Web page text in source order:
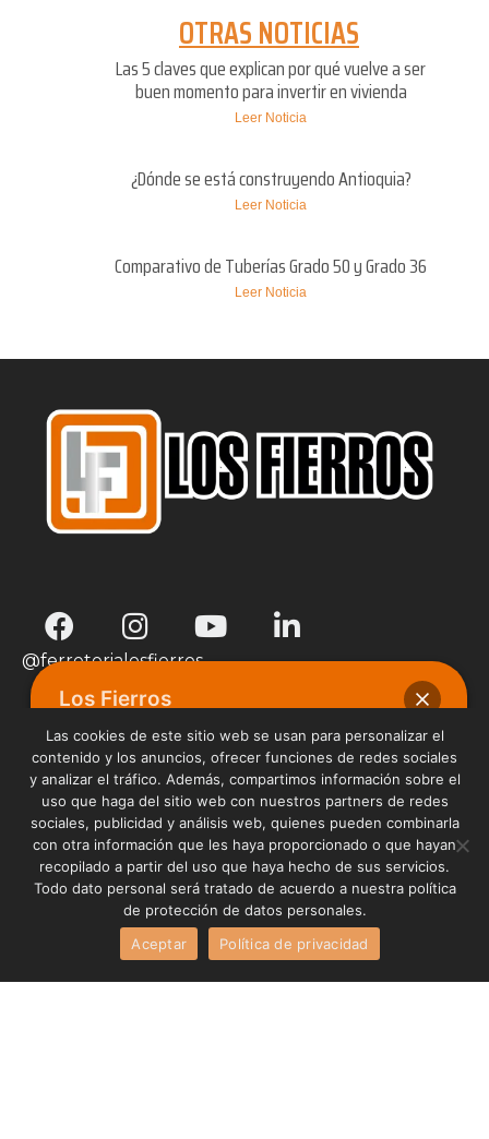
OTRAS NOTICIAS
Las 5 claves que explican por qué vuelve a ser
buen momento para invertir en vivienda
Leer Noticia
¿Dónde se está construyendo Antioquia?
Leer Noticia
Comparativo de Tuberías Grado 50 y Grado 36
Leer Noticia
@ferreterialosfierros
Navegación
Inicio
Productos
Beneficios Clientes
Puntos de Venta
Nuestra Empresa
Contacto
Abrir chat
Los Fierros
Hola
¿En qué podemos ayudarte?
Las cookies de este sitio web se usan para personalizar el
contenido y los anuncios, ofrecer funciones de redes sociales
y analizar el tráfico. Además, compartimos información sobre el
uso que haga del sitio web con nuestros partners de redes
sociales, publicidad y análisis web, quienes pueden combinarla
con otra información que les haya proporcionado o que hayan
recopilado a partir del uso que haya hecho de sus servicios.
Todo dato personal será tratado de acuerdo a nuestra política
de protección de datos personales.
Aceptar
Política de privacidad